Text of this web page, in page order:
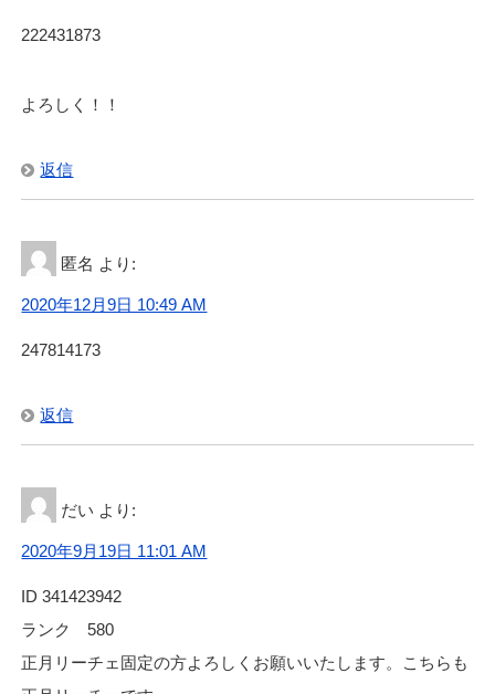
222431873
よろしく！！
返信
匿名 より:
2020年12月9日 10:49 AM
247814173
返信
だい より:
2020年9月19日 11:01 AM
ID 341423942
ランク 580
正月リーチェ固定の方よろしくお願いいたします。こちらも